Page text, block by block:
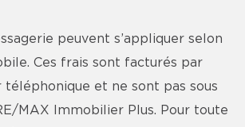
peuvent s’appliquer selon
Ces frais sont facturés par
et ne sont pas sous
MAX Immobilier Plus. Pour toute